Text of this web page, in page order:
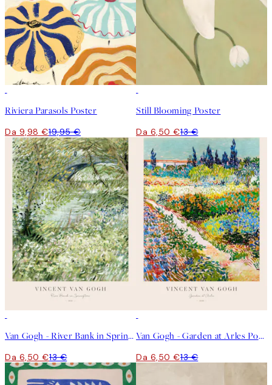
Riviera Parasols Poster
Da 9,98 €19,95 €
Still Blooming Poster
Da 6,50 €13 €
Van Gogh - River Bank in Springtime Poster
Da 6,50 €13 €
Van Gogh - Garden at Arles Poster
Da 6,50 €13 €